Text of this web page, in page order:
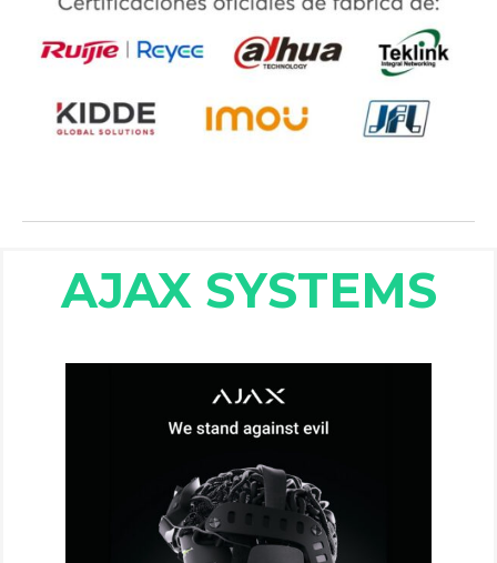
AJAX SYSTEMS